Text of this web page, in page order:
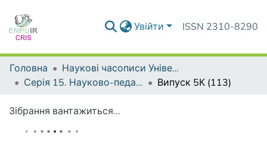
Увійти ISSN 2310-8290
Головна
Наукові часописи Університету
Серія 15. Науково-педагогічні проблеми фізичної культури (фізична культура і спорт)
Випуск 5К (113)
Зібрання вантажиться...